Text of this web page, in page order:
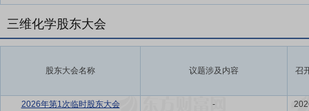
三维化学股东大会
股东大会名称 议题涉及内容 召
2026年第1次临时股东大会 -